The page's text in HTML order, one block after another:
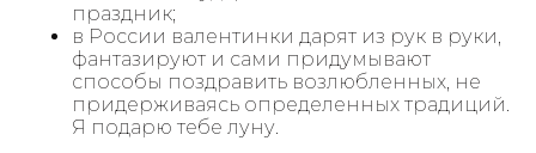
праздник;
в России валентинки дарят из рук в руки,
фантазируют и сами придумывают
способы поздравить возлюбленных, не
придерживаясь определенных традиций.
Я подарю тебе луну.